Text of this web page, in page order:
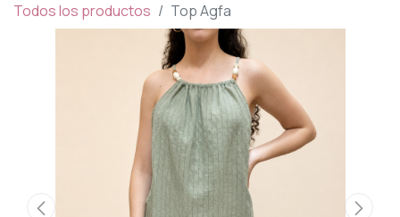
Todos los productos Top Agfa